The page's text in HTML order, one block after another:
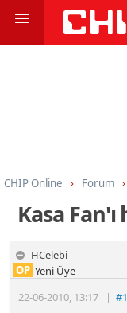
CHIP Online Forum
Kasa
HCelebi
22-06-2010, 13:17 |#1
OP Yeni Üye